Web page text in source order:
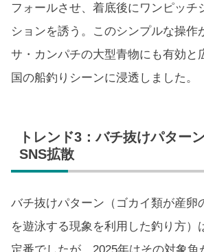
フォールさせ、着底後にワンピッチ
ションを誘う。このシンプルな操作
サ・カンパチの大型青物にも有効と
国の船釣りシーンに浸透しました。
トレンド3：バチ抜けパター
SNS拡散
バチ抜けパターン（ゴカイ類が産卵
を遊泳する現象を利用した釣り方）